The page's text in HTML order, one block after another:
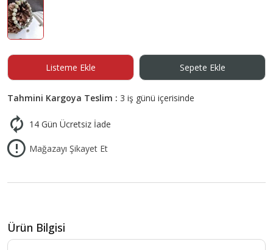
Listeme Ekle Sepete Ekle
Tahmini Kargoya Teslim : 3 iş günü içerisinde
14 Gün Ücretsiz İade
Mağazayı Şikayet Et
Ürün Bilgisi